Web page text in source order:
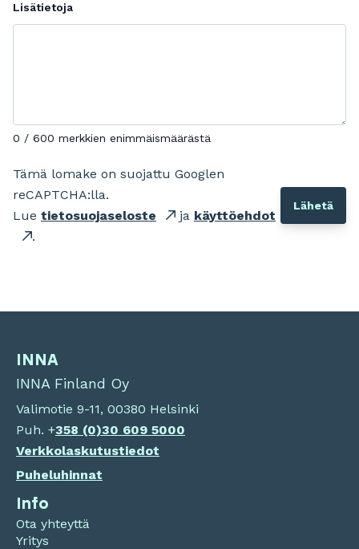
Lisätietoja
0 / 600 merkkien enimmäismäärästä
Tämä lomake on suojattu Googlen
reCAPTCHA:lla.
Lue tietosuojaseloste ja käyttöehdot
.
INNA
INNA Finland Oy
Valimotie 9-11, 00380 Helsinki
Puh. +358 (0)30 609 5000
Verkkolaskutustiedot
Puheluhinnat
Info
Ota yhteyttä
Yritys